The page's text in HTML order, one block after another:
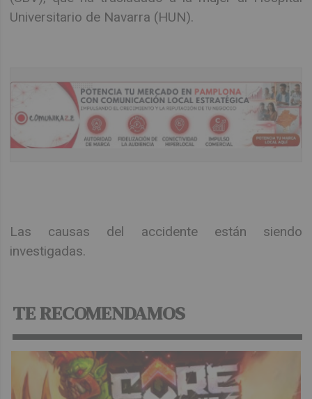
Universitario de Navarra (HUN).
Las causas del accidente están siendo
investigadas.
TE RECOMENDAMOS